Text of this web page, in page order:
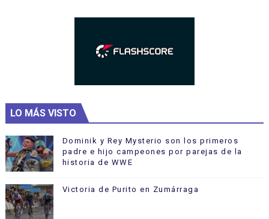
LO MÁS VISTO
Dominik y Rey Mysterio son los primeros
padre e hijo campeones por parejas de la
historia de WWE
Victoria de Purito en Zumárraga